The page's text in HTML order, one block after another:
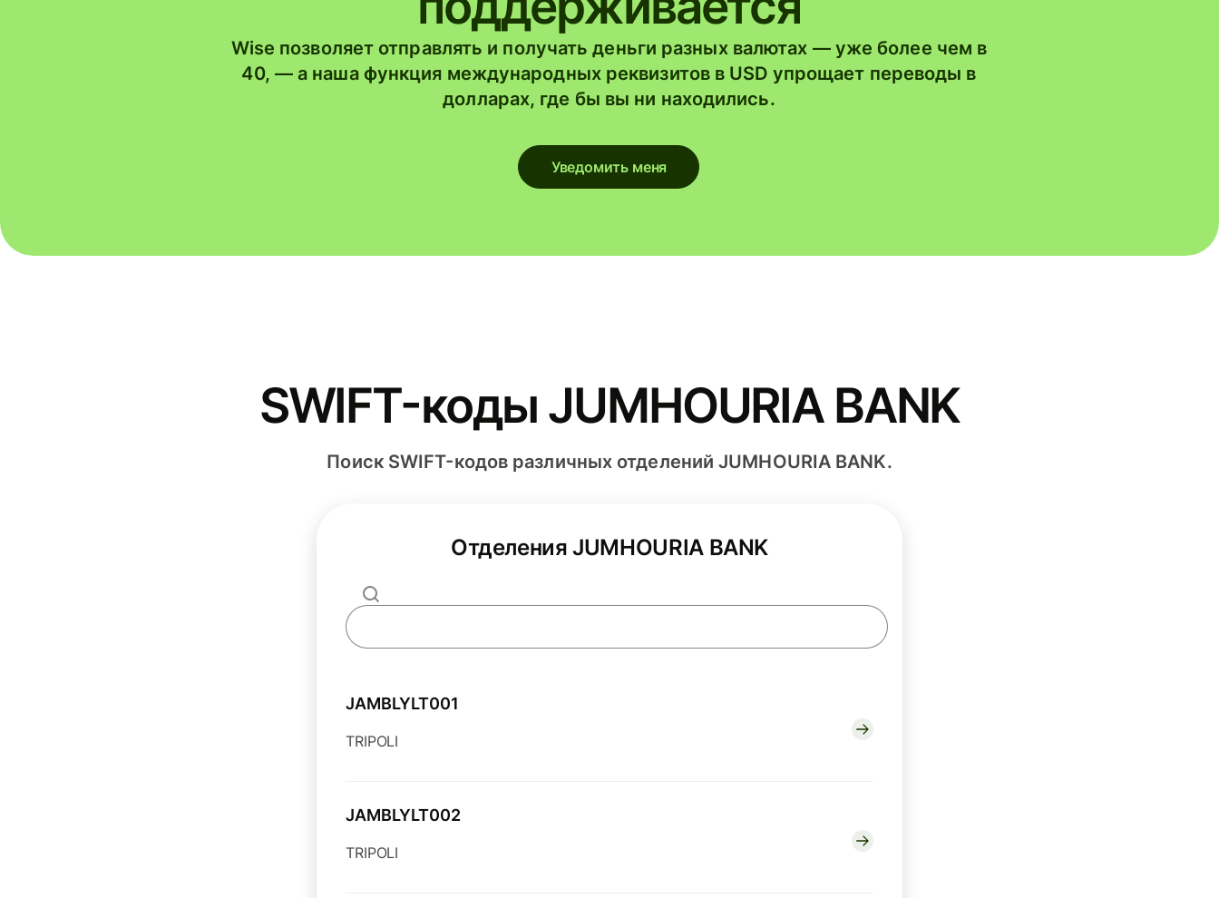
Wise позволяет отправлять и получать деньги разных валютах — уже более чем в
40, — а наша функция международных реквизитов в USD упрощает переводы в
долларах, где бы вы ни находились.
Уведомить меня
SWIFT-коды JUMHOURIA BANK
Поиск SWIFT-кодов различных отделений JUMHOURIA BANK.
Отделения JUMHOURIA BANK
JAMBLYLT001
TRIPOLI
JAMBLYLT002
TRIPOLI